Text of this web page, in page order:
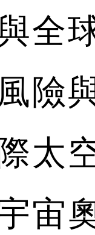
全
險
太
宙